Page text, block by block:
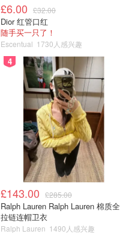
£6.00 £32.00
Dior 红管口红
随手买一只了！
Escentual 1730人感兴趣
4
£143.00 £285.00
Ralph Lauren Ralph Lauren 棉质全
拉链连帽卫衣
Ralph Lauren 1490人感兴趣